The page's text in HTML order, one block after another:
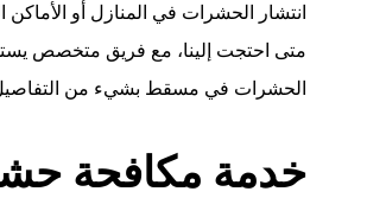
انتشار الحشرات في المنازل أو
متى احتجت إلينا، مع فريق متخصص
الحشرات في مسقط بشيء من
خدمة مكافحة